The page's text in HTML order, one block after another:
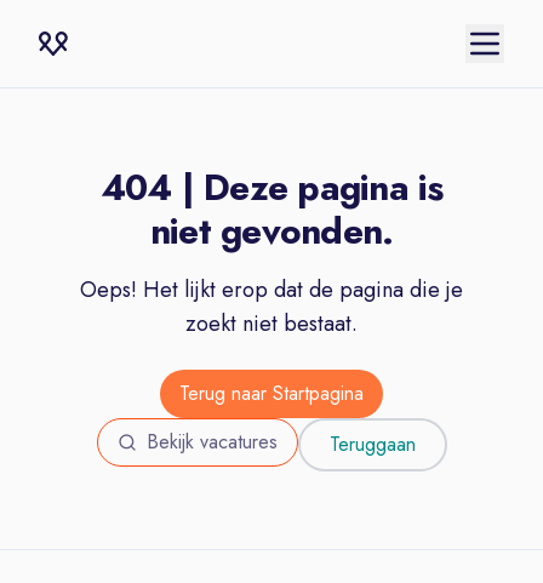
404 | Deze pagina is
niet gevonden.
Oeps! Het lijkt erop dat de pagina die je
zoekt niet bestaat.
Terug naar Startpagina
Bekijk vacatures
Teruggaan